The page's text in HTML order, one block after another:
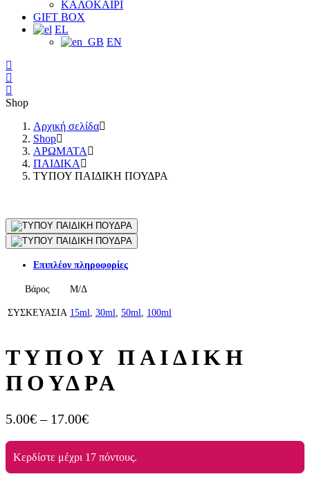
ΚΑΛΟΚΑΙΡΙ
GIFT BOX
EL
EN
Shop
Αρχική σελίδα
Shop
ΑΡΩΜΑΤΑ
ΠΑΙΔΙΚΑ
ΤΥΠΟΥ ΠΑΙΔΙΚΗ ΠΟΥΔΡΑ
Επιπλέον πληροφορίες
Βάρος Μ/Δ
ΣΥΣΚΕΥΑΣΙΑ 15ml, 30ml, 50ml, 100ml
ΤΥΠΟΥ ΠΑΙΔΙΚΗ
ΠΟΥΔΡΑ
5.00€ – 17.00€
Κερδίστε μέχρι 17 πόντους.